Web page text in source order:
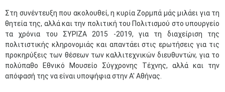
Στη συνέντευξη που ακολουθεί, η κυρία Ζορμπά μάς μιλάει για τη
θητεία της, αλλά και την πολιτική του Πολιτισμού στο υπουργείο
τα χρόνια του ΣΥΡΙΖΑ 2015 -2019, για τη διαχείριση της
πολιτιστικής κληρονομιάς και απαντάει στις ερωτήσεις για τις
προκηρύξεις των θέσεων των καλλιτεχνικών διευθυντών, για το
πολύπαθο Εθνικό Μουσείο Σύγχρονης Τέχνης, αλλά και την
απόφασή της να είναι υποψήφια στην Α' Αθήνας.